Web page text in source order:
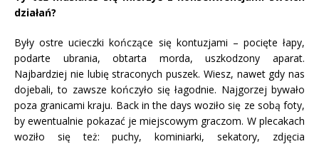
działań?
Były ostre ucieczki kończące się kontuzjami – pocięte łapy,
podarte ubrania, obtarta morda, uszkodzony aparat.
Najbardziej nie lubię straconych puszek. Wiesz, nawet gdy nas
dojebali, to zawsze kończyło się łagodnie. Najgorzej bywało
poza granicami kraju. Back in the days woziło się ze sobą foty,
by ewentualnie pokazać je miejscowym graczom. W plecakach
woziło się też: puchy, kominiarki, sekatory, zdjęcia